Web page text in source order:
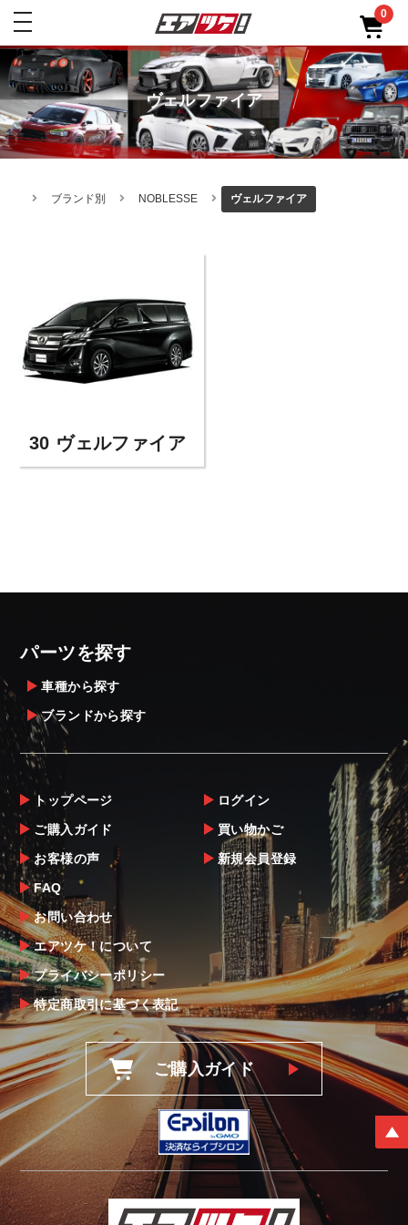
toggle
0
ヴェルファイア
ブランド別 NOBLESSE ヴェルファイア
30 ヴェルファイア
パーツを探す
車種から探す
ブランドから探す
トップページ
ご購入ガイド
お客様の声
FAQ
お問い合わせ
エアツケ！について
プライバシーポリシー
特定商取引に基づく表記
ログイン
買い物かご
新規会員登録
ご購入ガイド